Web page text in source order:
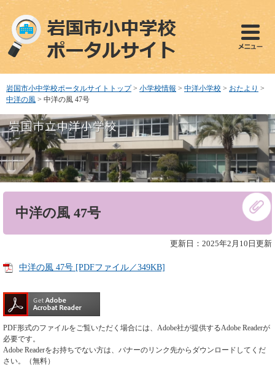
ペ
で
す
メ
ば
し
本
文
へ
岩国市小中学校ポータルサイトトップ > 小学校情報 > 中洋小学校 > おたより >
中洋の風 > 中洋の風 47号
中洋の風 47号
更新日：2025年2月10日更新
中洋の風 47号 [PDFファイル／349KB]
PDF形式のファイルをご覧いただく場合には、Adobe社が提供するAdobe Readerが
必要です。
Adobe Readerをお持ちでない方は、バナーのリンク先からダウンロードしてくだ
さい。（無料）